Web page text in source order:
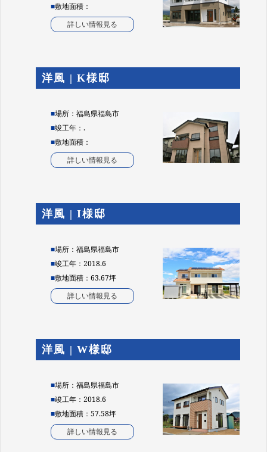
■敷地面積：
詳しい情報見る
洋風 | K様邸
■場所：福島県福島市
■竣工年：.
■敷地面積：
詳しい情報見る
洋風 | I様邸
■場所：福島県福島市
■竣工年：2018.6
■敷地面積：63.67坪
詳しい情報見る
洋風 | W様邸
■場所：福島県福島市
■竣工年：2018.6
■敷地面積：57.58坪
詳しい情報見る